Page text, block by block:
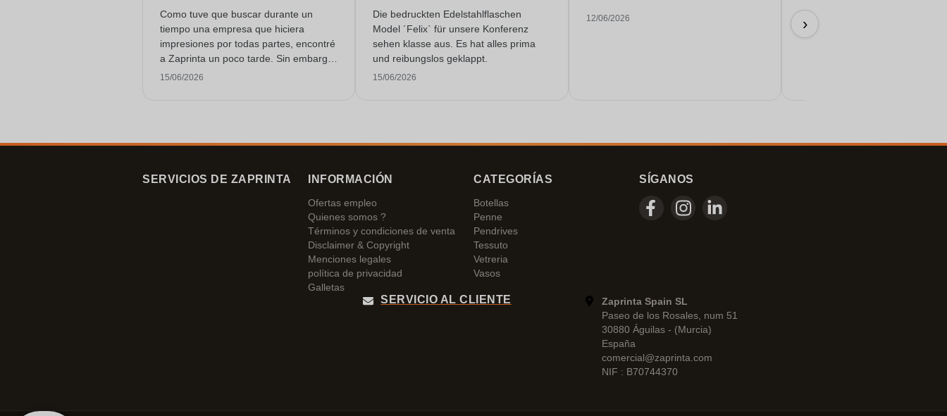
Como tuve que buscar durante un
tiempo una empresa que hiciera
impresiones por todas partes, encontré
a Zaprinta un poco tarde. Sin embargo,
lograron entregar 250 tazas de esmalte
15/06/2026
Die bedruckten Edelstahlflaschen
Model ´Felix` für unsere Konferenz
sehen klasse aus. Es hat alles prima
und reibungslos geklappt.
15/06/2026
12/06/2026 ¡Perfecto!
11/06/2026
›
SERVICIOS DE ZAPRINTA INFORMACIÓN
Ofertas empleo
Quienes somos ?
Términos y condiciones de venta
Disclaimer & Copyright
Menciones legales
política de privacidad
Galletas
CATEGORÍAS
Botellas
Penne
Pendrives
Tessuto
Vetreria
Vasos
SÍGANOS
SERVICIO AL CLIENTE
Zaprinta Spain SL
Paseo de los Rosales, num 51
30880 Águilas - (Murcia)
España
comercial@zaprinta.com
NIF : B70744370